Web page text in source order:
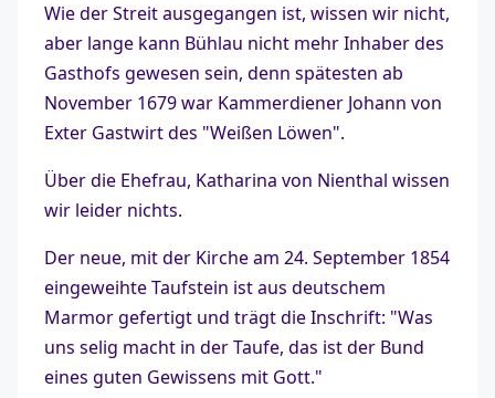
Wie der Streit ausgegangen ist, wissen wir nicht,
aber lange kann Bühlau nicht mehr Inhaber des
Gasthofs gewesen sein, denn spätesten ab
November 1679 war Kammerdiener Johann von
Exter Gastwirt des "Weißen Löwen".
Über die Ehefrau, Katharina von Nienthal wissen
wir leider nichts.
Der neue, mit der Kirche am 24. September 1854
eingeweihte Taufstein ist aus deutschem
Marmor gefertigt und trägt die Inschrift: "Was
uns selig macht in der Taufe, das ist der Bund
eines guten Gewissens mit Gott."